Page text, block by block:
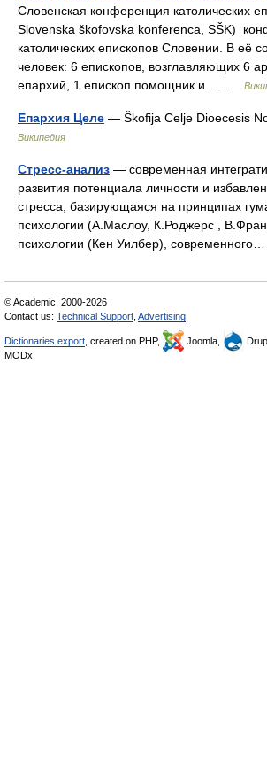
Словенская конференция католических
Slovenska škofovska konferenca, SŠK)
католических епископов Словении. В её
человек: 6 епископов, возглавляющих 6
епархий, 1 епископ помощник и… …
Епархия Целе — Škofija Celje Dioecesis
Википедия
Стресс-анализ — современная
развития потенциала личности и
стресса, базирующаяся на принципах
психологии (А.Маслоу, К.Роджерс ,
психологии (Кен Уилбер),
© Academic, 2000-2026
Contact us: Technical Support Advertising
Dictionaries export , created on PHP, Joomla,
MODx.